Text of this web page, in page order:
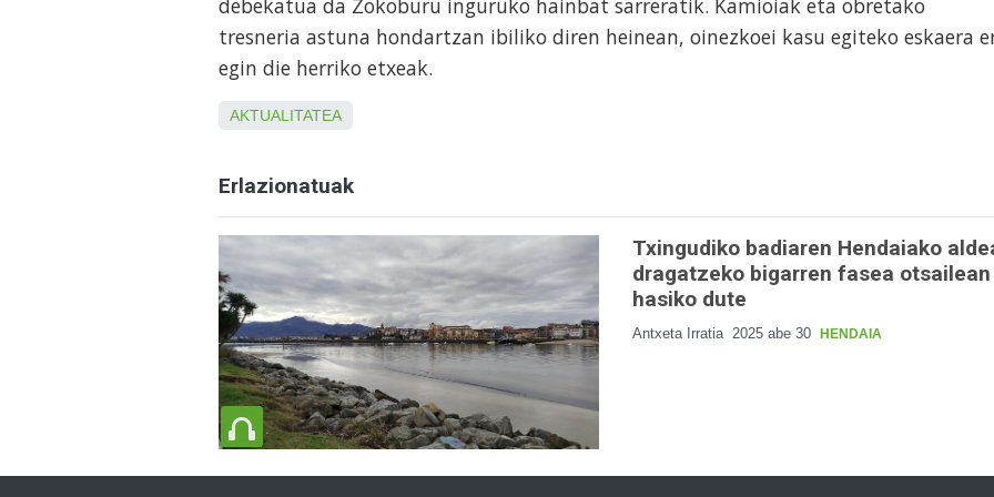
tresneria astuna hondartzan ibiliko diren heinean, oinezkoei kasu egiteko eskaera
egin die herriko etxeak.
AKTUALITATEA
Erlazionatuak
Txingudiko badiaren Hendaiako
dragatzeko bigarren fasea otsailean
hasiko dute
Antxeta Irratia 2025 abe 30 HENDAIA